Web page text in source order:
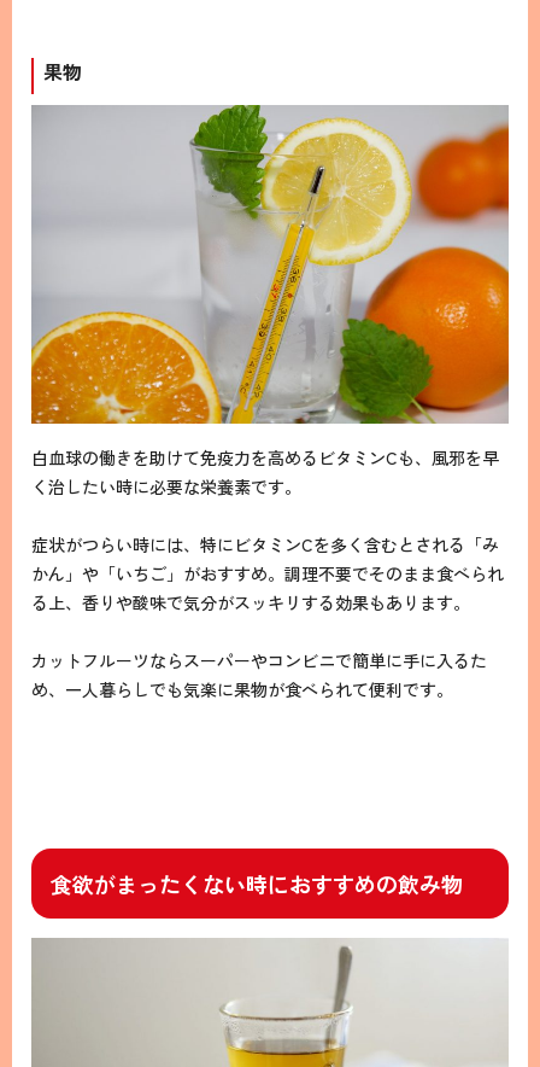
果物
白血球の働きを助けて免疫力を高めるビタミンCも、風邪を早
く治したい時に必要な栄養素です。
症状がつらい時には、特にビタミンCを多く含むとされる「み
かん」や「いちご」がおすすめ。調理不要でそのまま食べられ
る上、香りや酸味で気分がスッキリする効果もあります。
カットフルーツならスーパーやコンビニで簡単に手に入るた
め、一人暮らしでも気楽に果物が食べられて便利です。
食欲がまったくない時におすすめの飲み物